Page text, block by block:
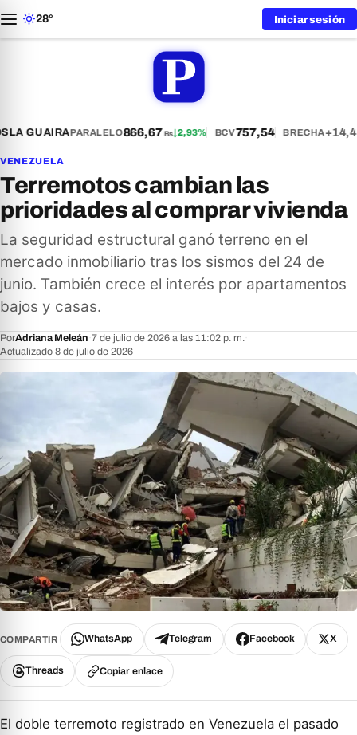
28° Iniciar sesión
LA GUAIRAPARALELO866,67Bs↓2,93% BCV757,54 BRECHA
VENEZUELA
Terremotos cambian las
prioridades al comprar vivienda
La seguridad estructural ganó terreno en el
mercado inmobiliario tras los sismos del 24 de
junio. También crece el interés por apartamentos
bajos y casas.
PorAdriana Meleán 7 de julio de 2026 a las 11:02 p. m.
Actualizado 8 de julio de 2026
COMPARTIR WhatsApp Telegram Facebook X
Threads Copiar enlace
El doble terremoto registrado en Venezuela el pasado